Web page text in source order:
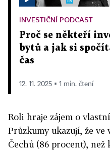
INVESTIČNÍ PODCAST
Proč se někteří
bytů a jak si
čas
12. 11. 2025 ▪ 1 min. čtení
Roli hraje zájem o
Průzkumy ukazují, že
Čechů (86 procent),